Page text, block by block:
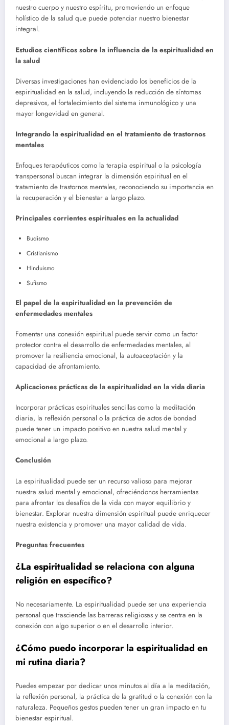
nuestro cuerpo y nuestro espíritu, promoviendo un enfoque
holístico de la salud que puede potenciar nuestro bienestar
integral.
Estudios científicos sobre la influencia de la espiritualidad en
la salud
Diversas investigaciones han evidenciado los beneficios de la
espiritualidad en la salud, incluyendo la reducción de síntomas
depresivos, el fortalecimiento del sistema inmunológico y una
mayor longevidad en general.
Integrando la espiritualidad en el tratamiento de trastornos
mentales
Enfoques terapéuticos como la terapia espiritual o la psicología
transpersonal buscan integrar la dimensión espiritual en el
tratamiento de trastornos mentales, reconociendo su importancia en
la recuperación y el bienestar a largo plazo.
Principales corrientes espirituales en la actualidad
Budismo
Cristianismo
Hinduismo
Sufismo
El papel de la espiritualidad en la prevención de
enfermedades mentales
Fomentar una conexión espiritual puede servir como un factor
protector contra el desarrollo de enfermedades mentales, al
promover la resiliencia emocional, la autoaceptación y la
capacidad de afrontamiento.
Aplicaciones prácticas de la espiritualidad en la vida diaria
Incorporar prácticas espirituales sencillas como la meditación
diaria, la reflexión personal o la práctica de actos de bondad
puede tener un impacto positivo en nuestra salud mental y
emocional a largo plazo.
Conclusión
La espiritualidad puede ser un recurso valioso para mejorar
nuestra salud mental y emocional, ofreciéndonos herramientas
para afrontar los desafíos de la vida con mayor equilibrio y
bienestar. Explorar nuestra dimensión espiritual puede enriquecer
nuestra existencia y promover una mayor calidad de vida.
Preguntas frecuentes
¿La espiritualidad se relaciona con alguna
religión en específico?
No necesariamente. La espiritualidad puede ser una experiencia
personal que trasciende las barreras religiosas y se centra en la
conexión con algo superior o en el desarrollo interior.
¿Cómo puedo incorporar la espiritualidad en
mi rutina diaria?
Puedes empezar por dedicar unos minutos al día a la meditación,
la reflexión personal, la práctica de la gratitud o la conexión con la
naturaleza. Pequeños gestos pueden tener un gran impacto en tu
bienestar espiritual.